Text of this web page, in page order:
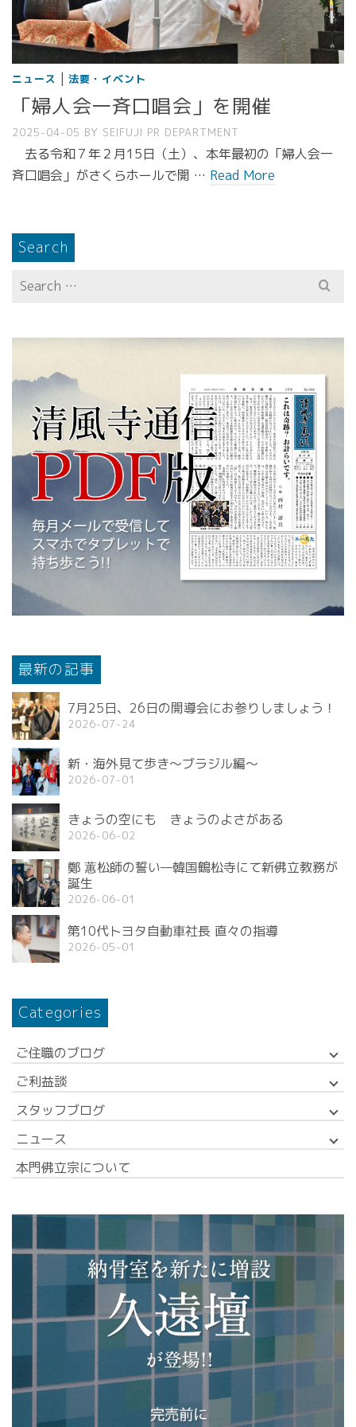
ニュース | 法要・イベント
「婦人会一斉口唱会」を開催
2025-04-05 BY SEIFUJI PR DEPARTMENT
去る令和７年２月15日（土）、本年最初の「婦人会一
斉口唱会」がさくらホールで開 … Read More
Search
Search
for:
最新の記事
7月25日、26日の開導会にお参りしましょう！
2026-07-24
新・海外見て歩き〜ブラジル編〜
2026-07-01
きょうの空にも きょうのよさがある
2026-06-02
鄭 蕙松師の誓い—韓国鶴松寺にて新佛立教務が
誕生
2026-06-01
第10代トヨタ自動車社長 直々の指導
2026-05-01
Categories
ご住職のブログ
ご利益談
スタッフブログ
ニュース
本門佛立宗について